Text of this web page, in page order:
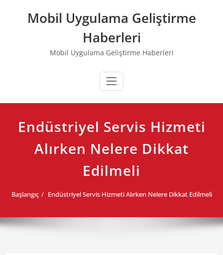
Mobil Uygulama Geliştirme
Haberleri
Mobil Uygulama Geliştirme Haberleri
Endüstriyel Servis Hizmeti
Alırken Nelere Dikkat
Edilmeli
Başlangıç Endüstriyel Servis Hizmeti Alırken Nelere Dikkat Edilmeli